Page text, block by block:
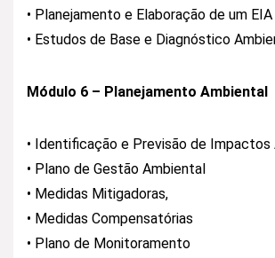
• Planejamento e Elaboração de um EIA
• Estudos de Base e Diagnóstico
Módulo 6 – Planejamento Ambiental
• Identificação e Previsão de Impactos
• Plano de Gestão Ambiental
• Medidas Mitigadoras,
• Medidas Compensatórias
• Plano de Monitoramento